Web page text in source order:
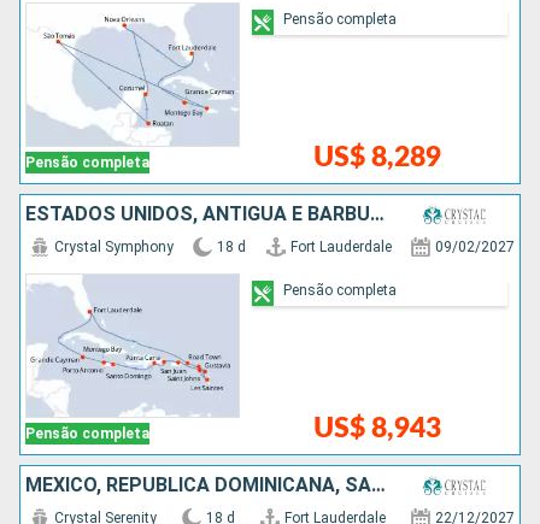
Pensão completa US$ 8,289
Pensão completa
ESTADOS UNIDOS, ANTIGUA E BARBUDA, FRANCIA, PORTO RICO, REPUBLICA DOMINICANA, JAMAICA, ISLAS CAIMÁN
Pensão completa
Crystal Symphony 18 d Fort Lauderdale 09/02/2027
US$ 8,943
Pensão completa
MÉXICO, REPUBLICA DOMINICANA, SANTA LUCIA, ISLAS CAIMÁN, ESTADOS UNIDOS, JAMAICA, PORTO RICO
Crystal Serenity 18 d Fort Lauderdale 22/12/2027